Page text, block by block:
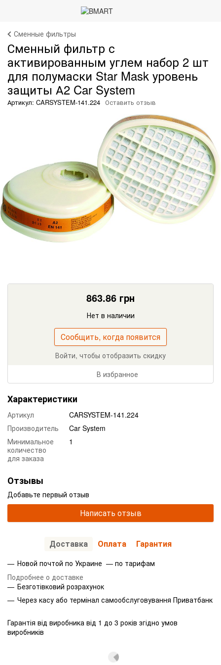
Сменные фильтры
Сменный фильтр с
активированным углем набор 2 шт
для полумаски Star Mask уровень
защиты А2 Car System
Артикул: CARSYSTEM-141.224 Оставить отзыв
863.86 грн
Нет в наличии
Сообщить, когда появится
Войти, чтобы отобразить скидку
В избранное
Характеристики
Артикул
CARSYSTEM-141.224
Производитель
Car System
Минимальное
количество
для заказа
1
Отзывы
Добавьте первый отзыв
Написать отзыв
Доставка Оплата Гарантия
Новой почтой по Украине — по тарифам
Подробнее о доставке
Безготівковий розрахунок
Через касу або термінал самообслуговування Приватбанк
Гарантія від виробника від 1 до 3 років згідно умов
виробників